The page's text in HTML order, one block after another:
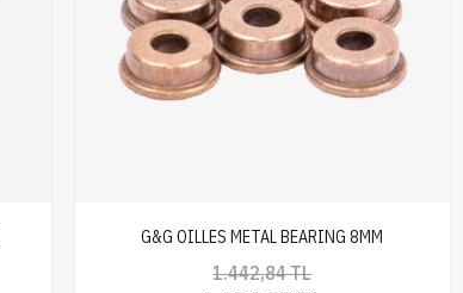
G&G OILLES METAL BEARING 8MM
1.442,84 TL